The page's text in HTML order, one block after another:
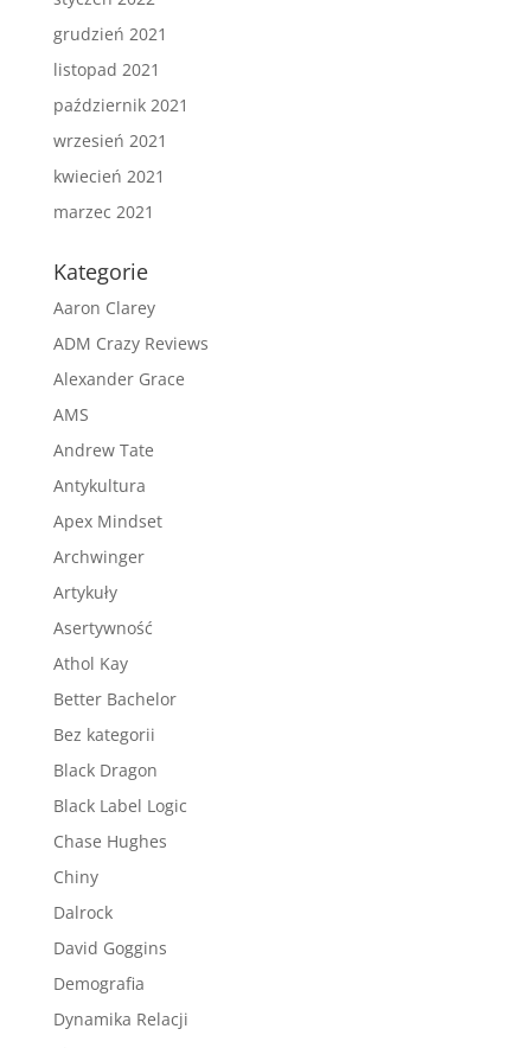
grudzień 2021
listopad 2021
październik 2021
wrzesień 2021
kwiecień 2021
marzec 2021
Kategorie
Aaron Clarey
ADM Crazy Reviews
Alexander Grace
AMS
Andrew Tate
Antykultura
Apex Mindset
Archwinger
Artykuły
Asertywność
Athol Kay
Better Bachelor
Bez kategorii
Black Dragon
Black Label Logic
Chase Hughes
Chiny
Dalrock
David Goggins
Demografia
Dynamika Relacji